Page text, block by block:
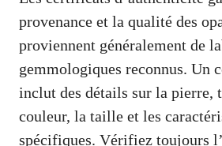
provenance et la qualité des
proviennent généralement de
gemmologiques reconnus. Un
inclut des détails sur la pierre,
couleur, la taille et les
spécifiques. Vérifiez toujours